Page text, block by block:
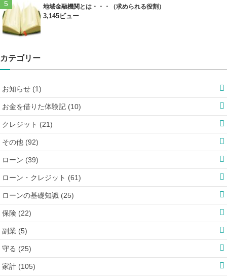
地域金融機関とは・・・（求められる役割）
3,145ビュー
カテゴリー
お知らせ (1)
お金を借りた体験記 (10)
クレジット (21)
その他 (92)
ローン (39)
ローン・クレジット (61)
ローンの基礎知識 (25)
保険 (22)
副業 (5)
守る (25)
家計 (105)